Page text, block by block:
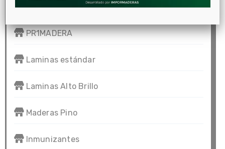
Melaminicos VESTO Rh de Arauco
PR1MADERA
Laminas estándar
Laminas Alto Brillo
Maderas Pino
Inmunizantes